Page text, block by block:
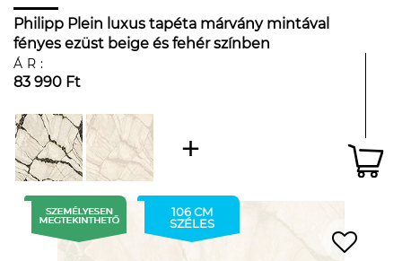
Philipp Plein luxus tapéta márvány mintával
fényes ezüst beige és fehér színben
ÁR:
83 990 Ft
106 CM
SZÉLES